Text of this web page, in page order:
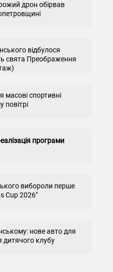
дрон обірвав
відбулося
свята Преображення
масові спортивні
повітрі
програми
вибороли перше
Cup 2026"
нове авто для
дитячого клубу